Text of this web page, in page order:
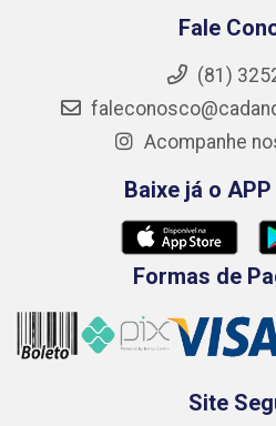
Fale
(81)
Acompanhe
Baixe já o
Formas de
Site